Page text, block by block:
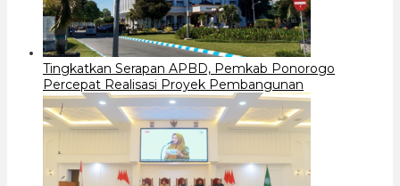
Tingkatkan Serapan APBD, Pemkab Ponorogo
Percepat Realisasi Proyek Pembangunan